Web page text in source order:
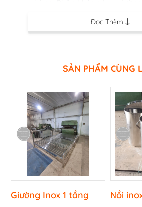
thước và chất liệu của sản
Đọc Thêm
SẢN PHẨM CÙNG
Giường Inox 1 tầng Nồi